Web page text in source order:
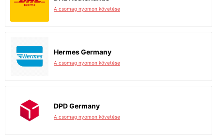
A csomag nyomon követése
Hermes Germany
A csomag nyomon követése
DPD Germany
A csomag nyomon követése